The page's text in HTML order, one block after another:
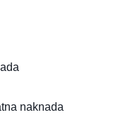
naknada